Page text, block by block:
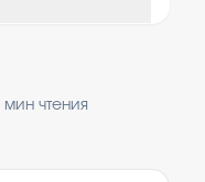
мин чтения